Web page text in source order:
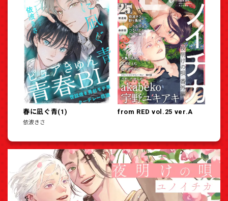
春に凪ぐ青(1)
依波きさ
from RED vol.25 ver.A